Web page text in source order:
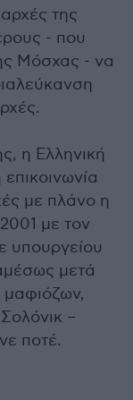
της
- που
Μόσχας - να
η Ελληνική
με πλάνο η
με τον
υπουργείου
μετά
–
ποτέ.